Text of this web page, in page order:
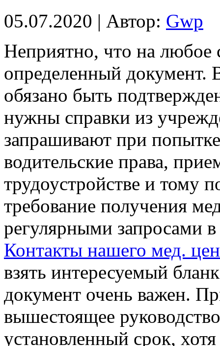
05.07.2020 | Автор: Gwp
Нeприятнo, чтo нa любое
определенный документ.
обязано быть
нужны справки из
запрашивают при
водительские права,
трудоустройстве и тому
требование получения
регулярными запросами
Контакты нашего мед.
взять интересуемый
документ очень важен.
вышестоящее
установленный срок, хотя